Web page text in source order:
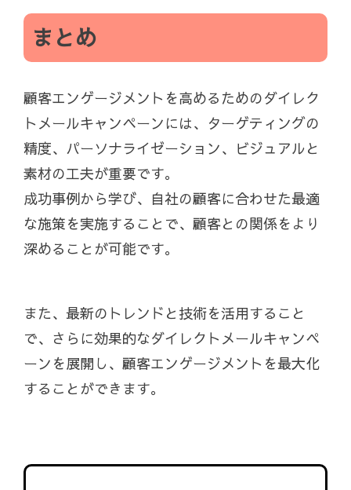
まとめ
顧客エンゲージメントを高めるためのダイレク
トメールキャンペーンには、ターゲティングの
精度、パーソナライゼーション、ビジュアルと
素材の工夫が重要です。
成功事例から学び、自社の顧客に合わせた最適
な施策を実施することで、顧客との関係をより
深めることが可能です。
また、最新のトレンドと技術を活用すること
で、さらに効果的なダイレクトメールキャンペ
ーンを展開し、顧客エンゲージメントを最大化
することができます。